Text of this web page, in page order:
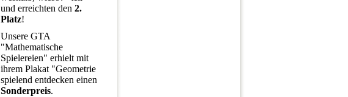
und erreichten den 2.
Platz!
Unsere GTA
"Mathematische
Spielereien" erhielt mit
ihrem Plakat "Geometrie
spielend entdecken einen
Sonderpreis.